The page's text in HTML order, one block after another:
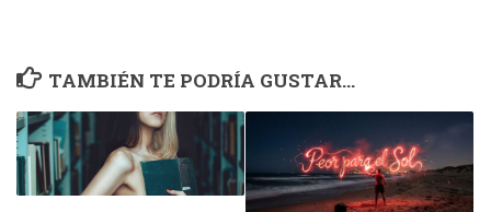
TAMBIÉN TE PODRÍA GUSTAR...